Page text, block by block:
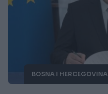
BOSNA I HERCEGOVINA